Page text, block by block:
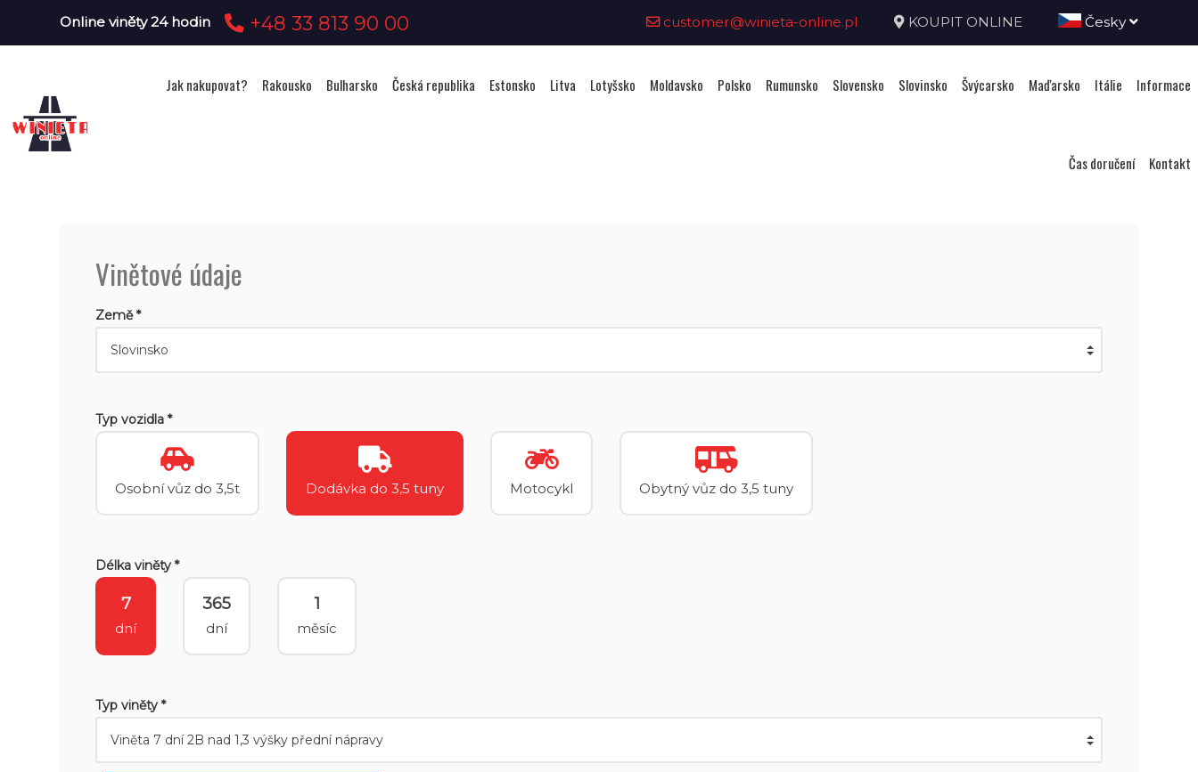
Online viněty 24 hodin +48 33 813 90 00 customer@winieta-online.pl KOUPIT ONLINE Česky
Jak nakupovat? Rakousko Bulharsko Česká republika Estonsko Litva Lotyšsko Moldavsko Polsko Rumunsko Slovensko Slovinsko Švýcarsko Maďarsko Itálie Informace
Čas doručení Kontakt
Vinětové údaje
Země *
Typ vozidla *
Osobní vůz do 3,5t Dodávka do 3,5 tuny Motocykl Obytný vůz do 3,5 tuny
Délka viněty *
7
dní
365
dní
1
měsíc
Typ viněty *